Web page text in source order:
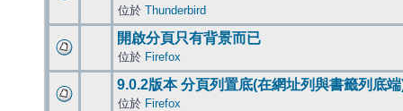
位於 Thunderbird
開啟分頁只有背景而已
位於 Firefox
9.0.2版本 分頁列置底(在網址列與書籤列底
位於 Firefox